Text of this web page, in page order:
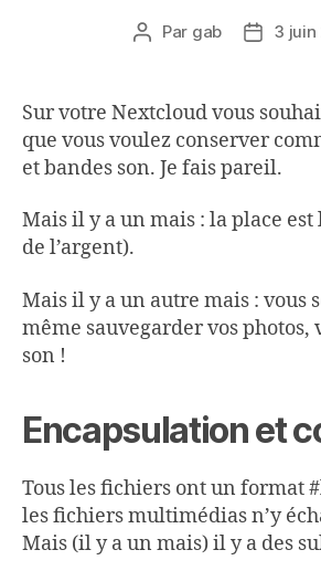
Auteur
Par gab
Date3 juin
Sur votre Nextcloud vous
que vous voulez conserver
et bandes son. Je fais pareil.
Mais il y a un mais : la place
de l’argent).
Mais il y a un autre mais : vous
même sauvegarder vos photos,
son !
Encapsulation et
Tous les fichiers ont un format
les fichiers multimédias n’y
Mais (il y a un mais) il y a des